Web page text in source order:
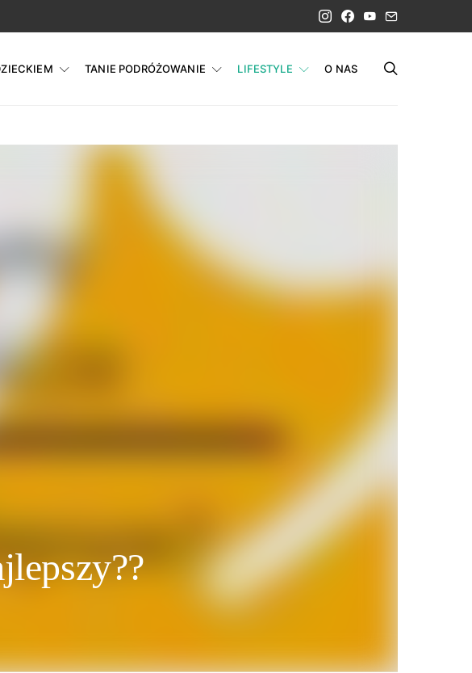
TANIE PODRÓŻOWANIE LIFESTYLE O NAS